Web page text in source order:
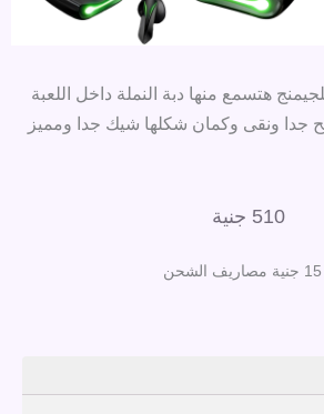
هتسمع منها دبة النملة داخل اللعبة
جدا ونقى وكمان شكلها شيك جدا ومميز
510 جنية